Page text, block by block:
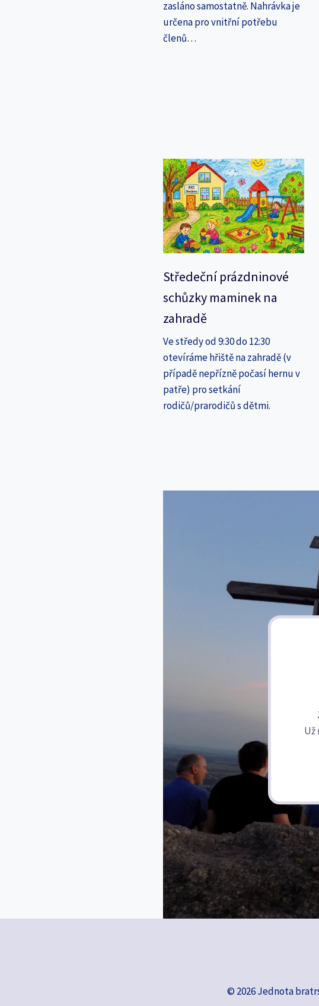
zasláno samostatně. Nahrávka je
určena pro vnitřní potřebu
členů…
Středeční prázdninové
schůzky maminek na
zahradě
Ve středy od 9:30 do 12:30
otevíráme hřiště na zahradě (v
případě nepřízně počasí hernu v
patře) pro setkání
rodičů/prarodičů s dětmi.
Už
© 2026 Jednota